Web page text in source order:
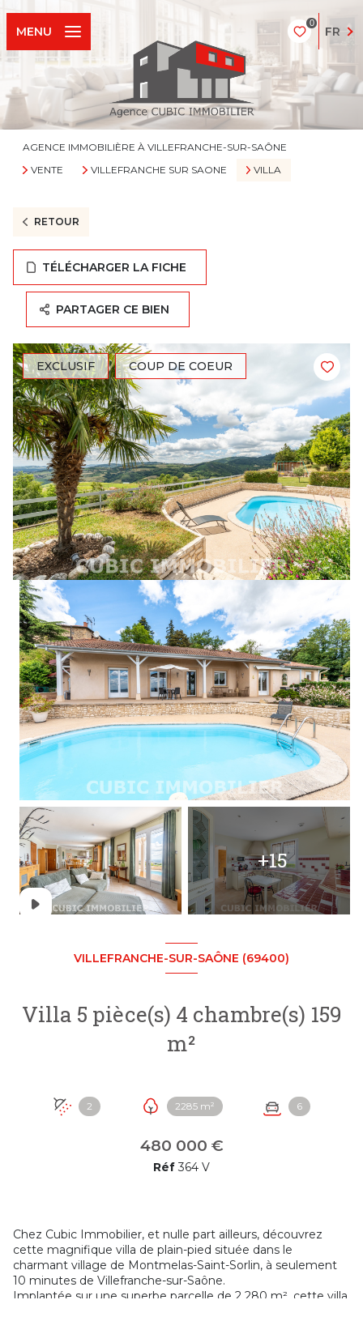
0
FR
MENU
AGENCE IMMOBILIÈRE À VILLEFRANCHE-SUR-SAÔNE
VENTE
VILLEFRANCHE SUR SAONE VILLA
RETOUR
TÉLÉCHARGER LA FICHE
PARTAGER CE BIEN
EXCLUSIF COUP DE COEUR
+15
VILLEFRANCHE-SUR-SAÔNE (69400)
Villa 5 pièce(s) 4 chambre(s) 159
m²
2 2285 m² 6
480 000 €
Réf364 V
Chez Cubic Immobilier, et nulle part ailleurs, découvrez
cette magnifique villa de plain-pied située dans le
charmant village de Montmelas-Saint-Sorlin, à seulement
10 minutes de Villefranche-sur-Saône.
Implantée sur une superbe parcelle de 2 280 m², cette villa